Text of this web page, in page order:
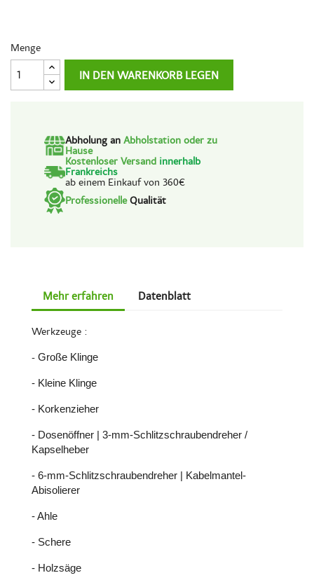
Menge
IN DEN WARENKORB LEGEN
Abholung an Abholstation oder zu
Hause
Kostenloser Versand innerhalb
Frankreichs
ab einem Einkauf von 360€
ProfessionelleQualität
Mehr erfahren Datenblatt
Werkzeuge :
- Große Klinge
- Kleine Klinge
- Korkenzieher
- Dosenöffner | 3-mm-Schlitzschraubendreher /
Kapselheber
- 6-mm-Schlitzschraubendreher | Kabelmantel-
Abisolierer
- Ahle
- Schere
- Holzsäge